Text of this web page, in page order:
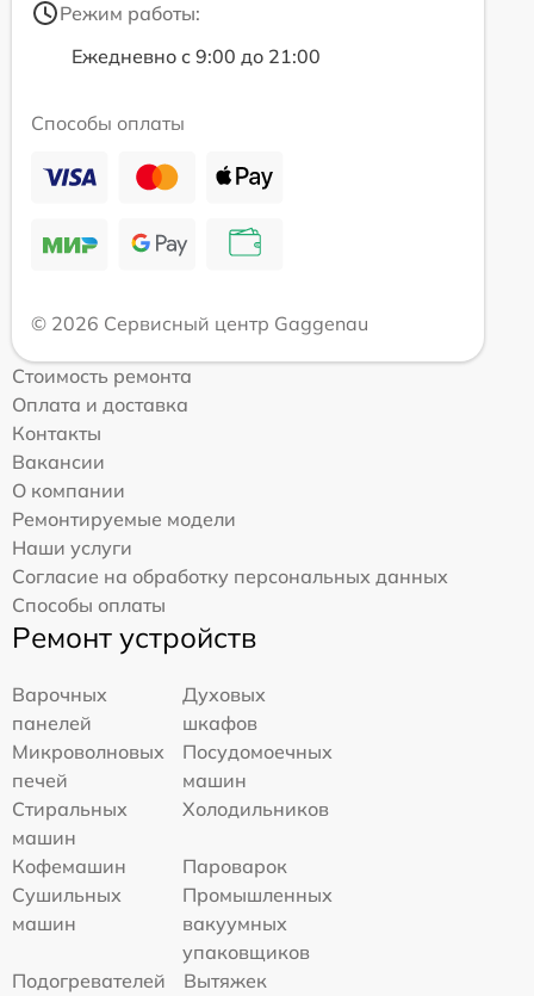
Режим работы:
Ежедневно с 9:00 до 21:00
Способы оплаты
© 2026 Сервисный центр Gaggenau
Стоимость ремонта
Оплата и доставка
Контакты
Вакансии
О компании
Ремонтируемые модели
Наши услуги
Согласие на обработку персональных данных
Способы оплаты
Ремонт устройств
Варочных
панелей
Духовых
шкафов
Микроволновых
печей
Посудомоечных
машин
Стиральных
машин
Холодильников
Кофемашин
Пароварок
Сушильных
машин
Промышленных
вакуумных
упаковщиков
Подогревателей
Вытяжек